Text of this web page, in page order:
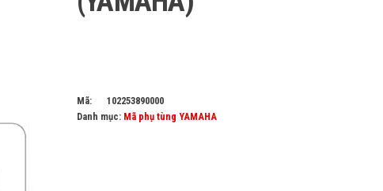
Mã:
102253890000
Danh mục: Mã phụ tùng YAMAHA